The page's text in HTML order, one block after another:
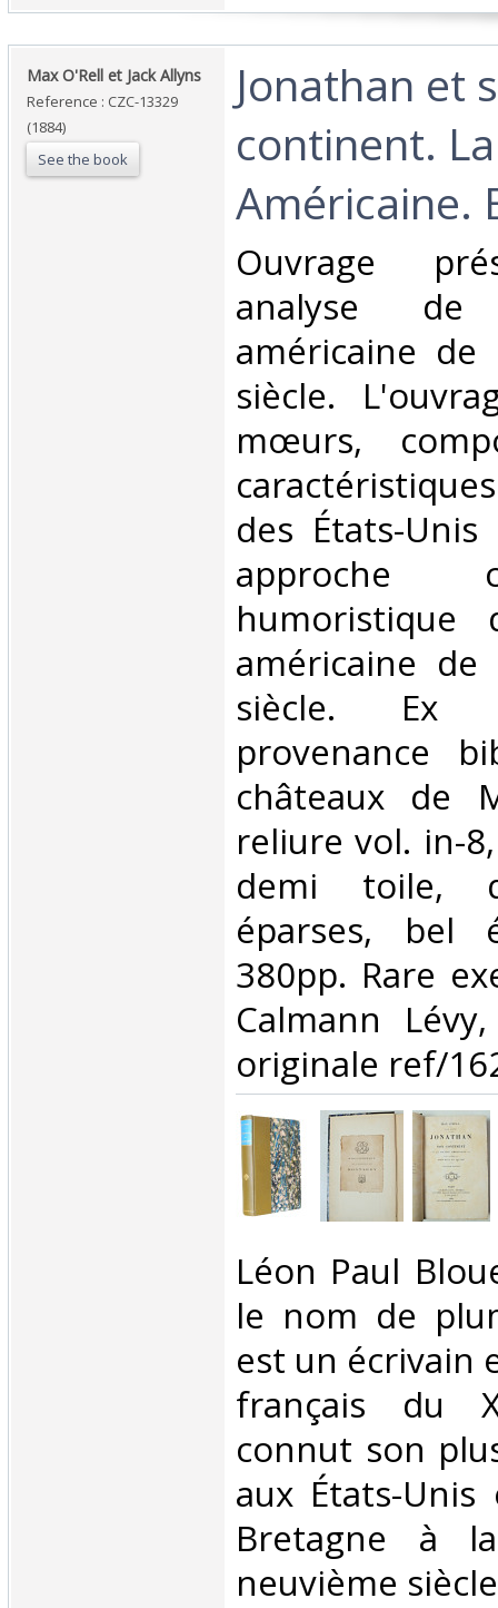
‎Max O'Rell et Jack Allyns‎
Reference : CZC-13329
(1884)
See the book
‎Jonathan et
continent.
Américaine.
‎Ouvrage
analyse
américaine
siècle.
mœurs,
des États-
approche
américaine
siècle. Ex
provenance
châteaux de
reliure vol. in-
demi toile,
éparses, bel
380pp. Rare
Calmann
originale ref/
‎Léon Paul
le nom de
est un écrivain
français du
connut son
aux États-
Bretagne à
neuvième